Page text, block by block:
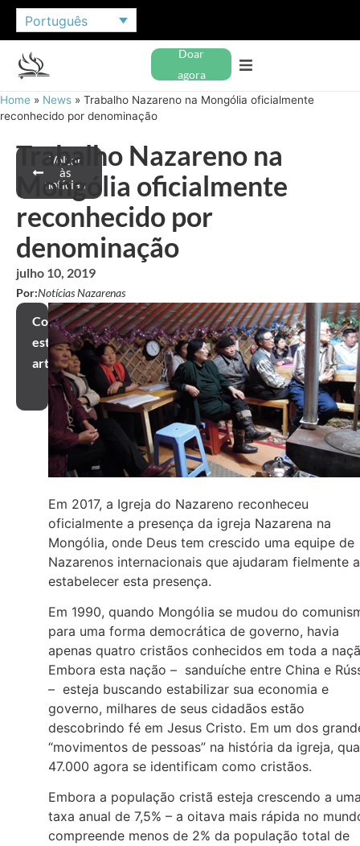
Português
Doar
agora
Home » News » Trabalho Nazareno na Mongólia oficialmente
reconhecido por denominação
Voltar
às
notícias
Trabalho Nazareno na
Mongólia oficialmente
reconhecido por
denominação
julho 10, 2019
Por:Notícias Nazarenas
Compartilhar
este
artigo
Em 2017, a Igreja do Nazareno reconheceu
oficialmente a presença da igreja Nazarena na
Mongólia, onde Deus tem crescido uma equipe de
Nazarenos internacionais que ajudaram fielmente a
estabelecer esta presença.
Em 1990, quando Mongólia se mudou do
para uma forma democrática de governo, havia
apenas quatro cristãos conhecidos em toda a
Embora esta nação – sanduíche entre China e
– esteja buscando estabilizar sua economia e
governo, milhares de seus cidadãos estão
descobrindo fé em Jesus Cristo. Em um dos
“movimentos de pessoas” na história da igreja,
47.000 agora se identificam como cristãos.
Embora a população cristã esteja crescendo a
taxa anual de 7,5% – a oitava mais rápida no
compreende menos de 2% da população total de